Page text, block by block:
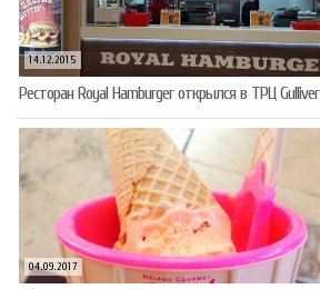
14.12.2015
Ресторан Royal Hamburger открылся в ТРЦ Gulliver
04.09.2017